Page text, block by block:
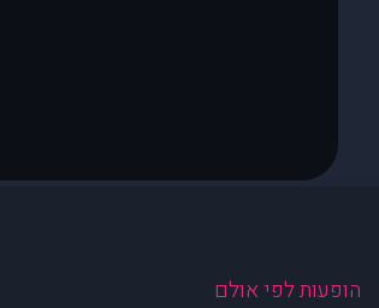
הופעות לפי אולם